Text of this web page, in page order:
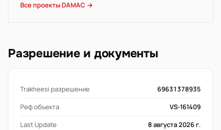
Все проекты DAMAC →
Разрешение и документы
Trakheesi разрешение
69631378935
Реф объекта
VS-161409
Last Update
8 августа 2026 г.